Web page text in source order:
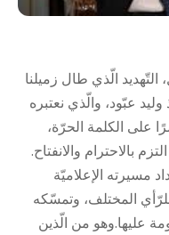
الّذي طال زميلنا
عبّود، والّذي نعتبره
على الكلمة الحرّة،
بالاحترام والانفتاح.
مسيرته الإعلاميّة
للرّأي المختلف، وتمسّكه
عليها.وهو من الّذين